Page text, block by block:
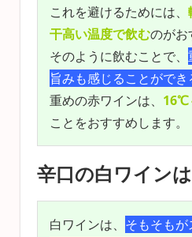
これを避けるためには、
干高い温度で飲むのがお
そのように飲むことで、
旨みも感じることができ
重めの赤ワインは、 16℃
ことをおすすめします。
辛口の白ワイン
白ワインは、 そもそも